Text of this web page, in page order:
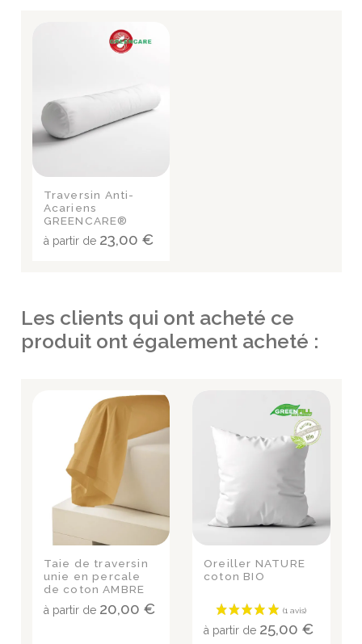
Traversin Anti-
Acariens
GREENCARE®
à partir de 23,00 €
Les clients qui ont acheté ce
produit ont également acheté :
Taie de traversin
unie en percale
de coton AMBRE
à partir de 20,00 €
Oreiller NATURE
coton BIO
à partir de 25,00 €